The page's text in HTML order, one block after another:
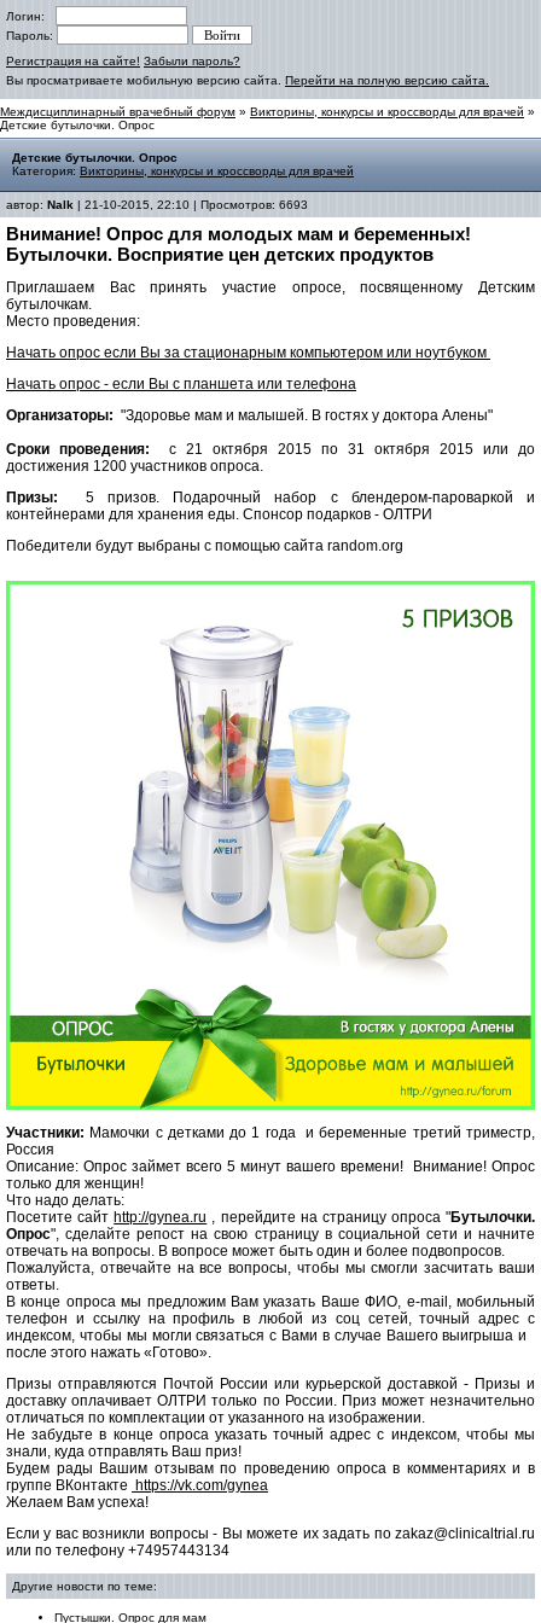
Логин:
Пароль:
Регистрация на сайте! Забыли пароль?
Вы просматриваете мобильную версию сайта. Перейти на полную версию сайта.
Междисциплинарный врачебный форум » Викторины, конкурсы и кроссворды для врачей »
Детские бутылочки. Опрос
Детские бутылочки. Опрос
Категория: Викторины, конкурсы и кроссворды для врачей
автор: Nalk | 21-10-2015, 22:10 | Просмотров: 6693
Внимание! Опрос для молодых мам и беременных!
Бутылочки. Восприятие цен детских продуктов
Приглашаем Вас принять участие опросе, посвященному Детским
бутылочкам.
Место проведения:
Начать опрос если Вы за стационарным компьютером или ноутбуком
Начать опрос - если Вы с планшета или телефона
Организаторы: "Здоровье мам и малышей. В гостях у доктора Алены"
Сроки проведения: с 21 октября 2015 по 31 октября 2015 или до
достижения 1200 участников опроса.
Призы: 5 призов. Подарочный набор с блендером-пароваркой и
контейнерами для хранения еды. Спонсор подарков - ОЛТРИ
Победители будут выбраны с помощью сайта random.org
Участники: Мамочки с детками до 1 года и беременные третий триместр,
Россия
Описание: Опрос займет всего 5 минут вашего времени! Внимание! Опрос
только для женщин!
Что надо делать:
Посетите сайт http://gynea.ru , перейдите на страницу опроса "Бутылочки.
Опрос", сделайте репост на свою страницу в социальной сети и начните
отвечать на вопросы. В вопросе может быть один и более подвопросов.
Пожалуйста, отвечайте на все вопросы, чтобы мы смогли засчитать ваши
ответы.
В конце опроса мы предложим Вам указать Ваше ФИО, e-mail, мобильный
телефон и ссылку на профиль в любой из соц сетей, точный адрес с
индексом, чтобы мы могли связаться с Вами в случае Вашего выигрыша и
после этого нажать «Готово».
Призы отправляются Почтой России или курьерской доставкой - Призы и
доставку оплачивает ОЛТРИ только по России. Приз может незначительно
отличаться по комплектации от указанного на изображении.
Не забудьте в конце опроса указать точный адрес с индексом, чтобы мы
знали, куда отправлять Ваш приз!
Будем рады Вашим отзывам по проведению опроса в комментариях и в
группе ВКонтакте https://vk.com/gynea
Желаем Вам успеха!
Если у вас возникли вопросы - Вы можете их задать по zakaz@clinicaltrial.ru
или по телефону +74957443134
Другие новости по теме:
Пустышки. Опрос для мам